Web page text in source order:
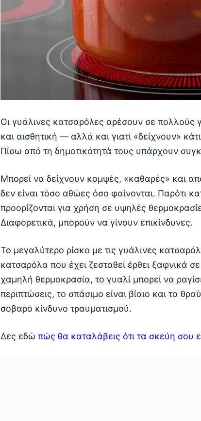
Οι γυάλινες κατσαρόλες αρέσουν σε πολλούς
και αισθητική — αλλά και γιατί «δείχνουν»
Πίσω από τη δημοτικότητά τους υπάρχουν
Μπορεί να δείχνουν κομψές, «καθαρές» και
δεν είναι τόσο αθώες όσο φαίνονται. Παρότι
προορίζονται για χρήση σε υψηλές
Διαφορετικά, μπορούν να γίνουν επικίνδυνες.
Το μεγαλύτερο ρίσκο με τις γυάλινες
κατσαρόλα που έχει ζεσταθεί έρθει ξαφνικά
χαμηλή θερμοκρασία, το γυαλί μπορεί να
περιπτώσεις, το σπάσιμο είναι βίαιο και τα
σοβαρό κίνδυνο τραυματισμού.
Δες εδώ πώς θα καταλάβεις ότι τα σκεύη σου